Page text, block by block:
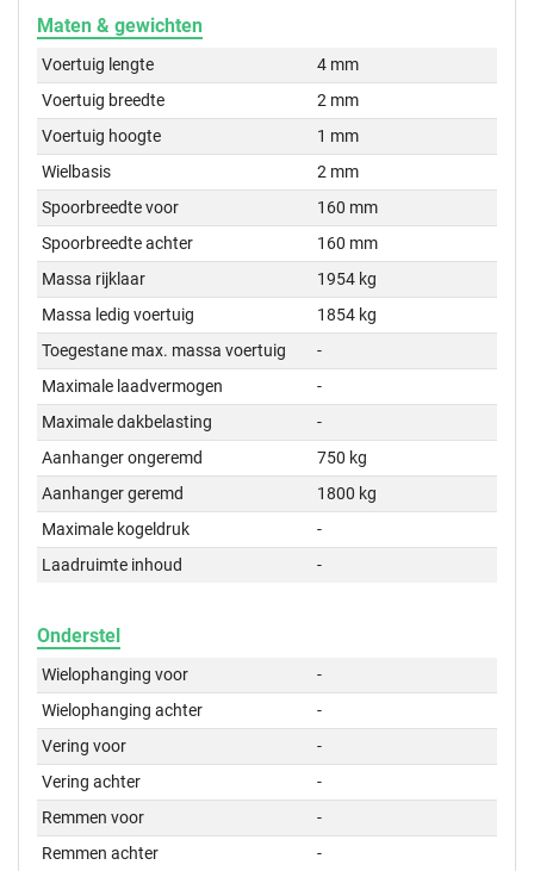
Maten & gewichten
Voertuig lengte
4 mm
Voertuig breedte
2 mm
Voertuig hoogte
1 mm
Wielbasis
2 mm
Spoorbreedte voor
160 mm
Spoorbreedte achter
160 mm
Massa rijklaar
1954 kg
Massa ledig voertuig
1854 kg
Toegestane max. massa voertuig
-
Maximale laadvermogen
-
Maximale dakbelasting
-
Aanhanger ongeremd
750 kg
Aanhanger geremd
1800 kg
Maximale kogeldruk
-
Laadruimte inhoud
-
Onderstel
Wielophanging voor
-
Wielophanging achter
-
Vering voor
-
Vering achter
-
Remmen voor
-
Remmen achter
-